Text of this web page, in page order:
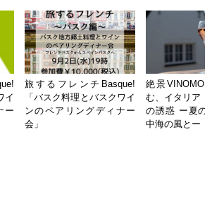
イ
ー
旅するフレンチBasque!
「バスク料理とバスクワイ
ンのペアリングディナー
会」
絶景
む、イタリア
の誘惑 ー夏の
中海の風とー